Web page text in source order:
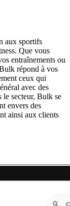
aux sportifs
Que vous
entraînements ou
répond à vos
ceux qui
avec des
le secteur, Bulk se
envers des
ainsi aux clients